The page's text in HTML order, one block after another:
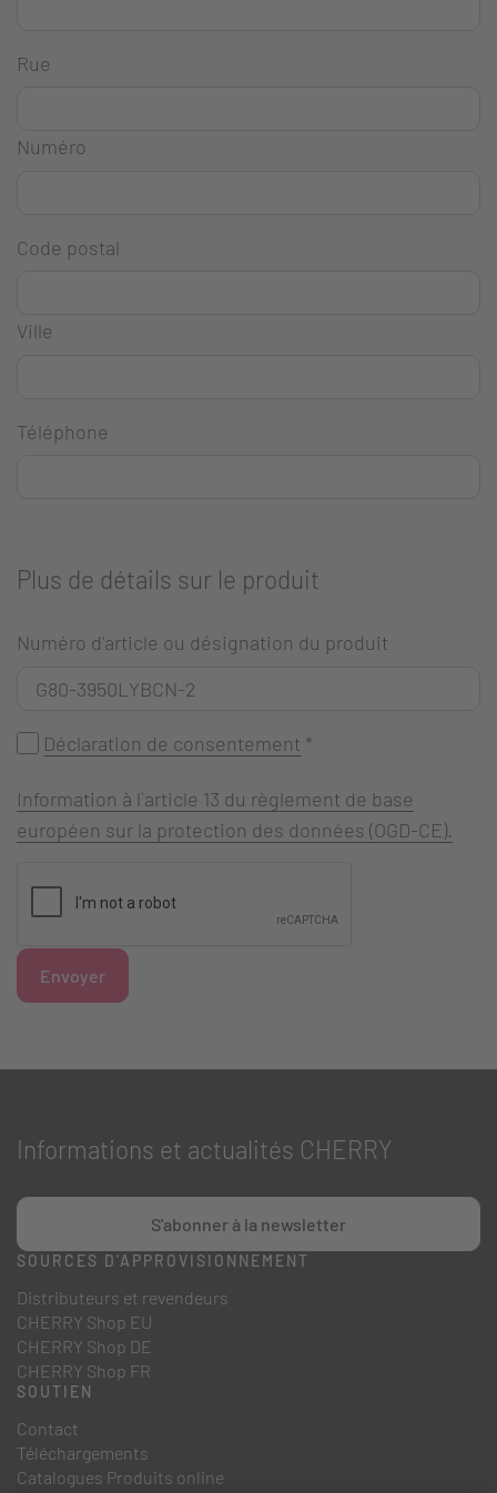
Rue
Numéro
Code postal
Ville
Téléphone
Plus de détails sur le produit
Numéro d'article ou désignation du produit
Déclaration de consentement *
Information à l`article 13 du règlement de base
européen sur la protection des données (OGD-CE).
Envoyer
Informations et actualités CHERRY
S'abonner à la newsletter
SOURCES D'APPROVISIONNEMENT
Distributeurs et revendeurs
CHERRY Shop EU
CHERRY Shop DE
CHERRY Shop FR
SOUTIEN
Contact
Téléchargements
Catalogues Produits online